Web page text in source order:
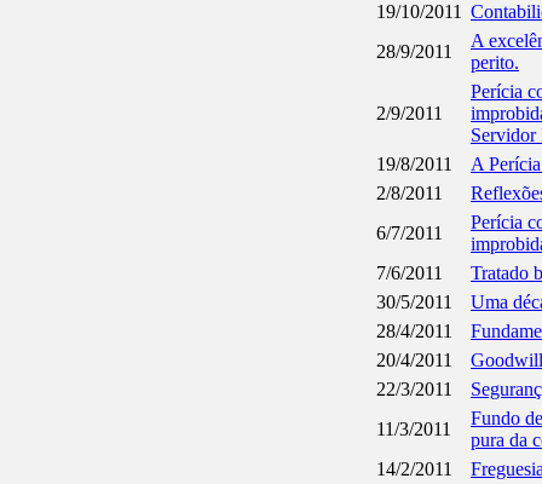
19/10/2011
28/9/2011
A
perito.
2/9/2011
Perícia
Servidor
19/8/2011
A
2/8/2011
6/7/2011
Perícia
7/6/2011
Tratado
30/5/2011
Uma
28/4/2011
20/4/2011
22/3/2011
11/3/2011
Fundo
pura da
14/2/2011